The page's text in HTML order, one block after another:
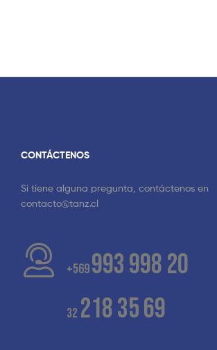
CONTÁCTENOS
Si tiene alguna pregunta, contáctenos en
contacto@tanz.cl
+569993 998 20
32 218 35 69